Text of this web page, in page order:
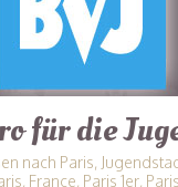
für die
nach Paris,
France, Paris 1er,